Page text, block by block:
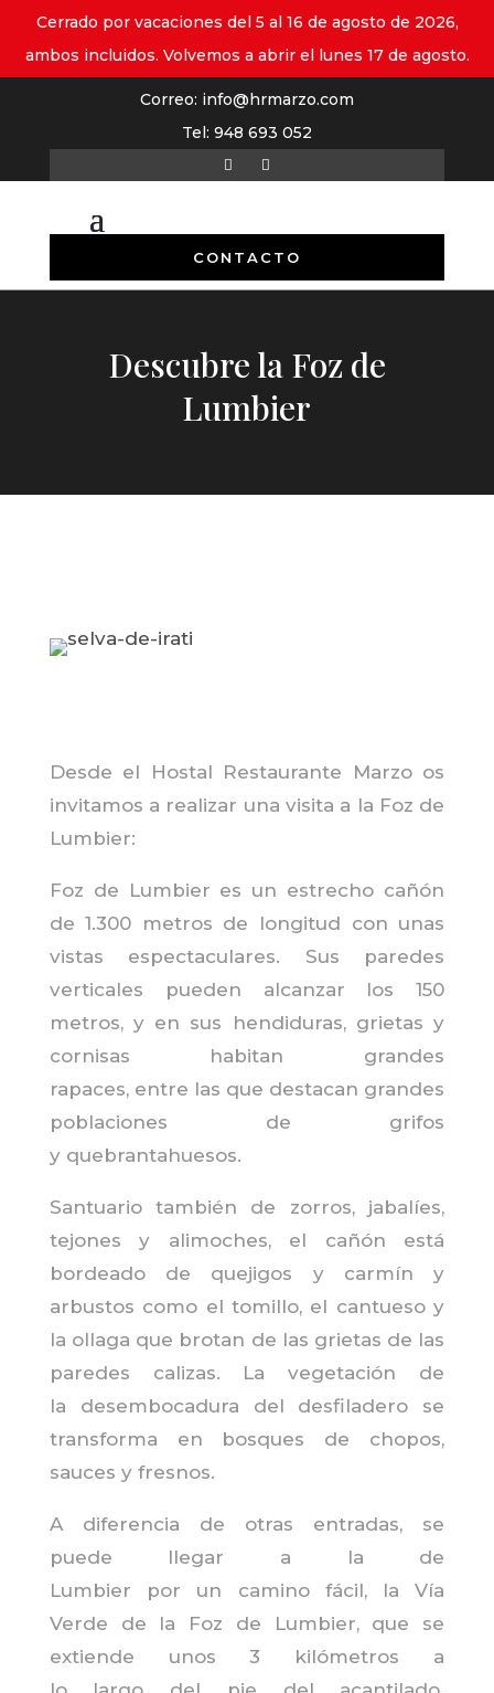
Cerrado por vacaciones del 5 al 16 de agosto de 2026,
ambos incluidos. Volvemos a abrir el lunes 17 de agosto.
Correo: info@hrmarzo.com
Tel: 948 693 052
CONTACTO
Descubre la Foz de
Lumbier
Desde el Hostal Restaurante Marzo os
invitamos a realizar una visita a la Foz de
Lumbier:
Foz de Lumbier es un estrecho cañón
de 1.300 metros de longitud con unas
vistas espectaculares. Sus paredes
verticales pueden alcanzar los 150
metros, y en sus hendiduras, grietas y
cornisas habitan grandes
rapaces, entre las que destacan grandes
poblaciones de grifos
y quebrantahuesos.
Santuariotambién de zorros, jabalíes,
tejones y alimoches, el cañón está
bordeado de quejigos y carmín y
arbustos como el tomillo, el cantueso y
la ollaga que brotan de las grietas de las
paredes calizas. La vegetación de
la desembocadura del desfiladero se
transforma en bosques de chopos,
sauces y fresnos.
A diferencia de otras entradas, se
puede llegar a la de
Lumbier por un caminofácil, la Vía
Verde de la Foz de Lumbier, que se
extiende unos 3 kilómetros a